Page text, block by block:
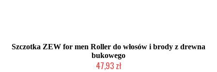
Szczotka ZEW for men Roller do włosów i brody z drewna
bukowego
47,93 zł